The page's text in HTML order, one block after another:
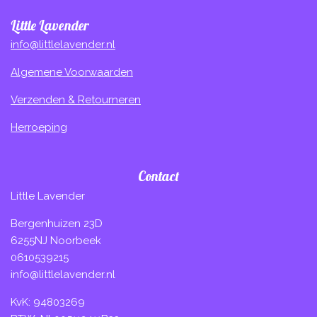
Little Lavender
info@littlelavender.nl
Algemene Voorwaarden
Verzenden & Retourneren
Herroeping
Contact
Little Lavender
Bergenhuizen 23D
6255NJ Noorbeek
0610539215
info@littlelavender.nl
KvK: 94803269